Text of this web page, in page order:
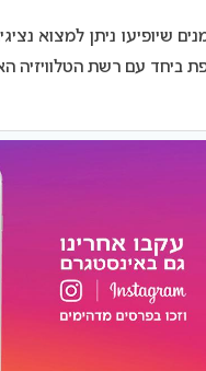
שיופיעו ניתן למצוא
ביחד עם רשת הטלוויזיה